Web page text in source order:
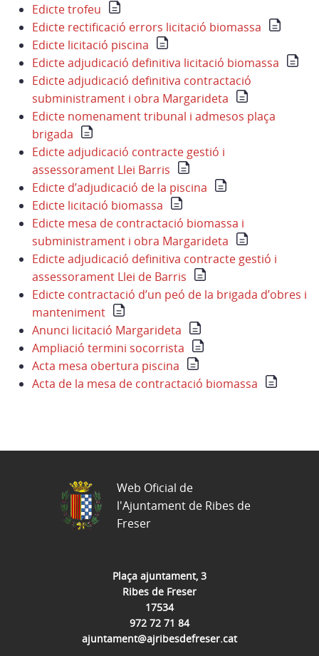
Edicte trofeu
Edicte rectificació errors licitació biomassa
Edicte licitació piscina
Edicte adjudicació definitiva licitació biomassa
Edicte adjudicació definitiva contractació
subministrament i obra Margarideta
Edicte nomenament tribunal i admesos plaça
brigada
Edicte adjudicació contracte gestió i
assessorament Llei Barris
Edicte d’adjudicació de la piscina
Edicte licitació biomassa
Edicte mesa de contractació biomassa i
subministrament i obra Margarideta
Edicte adjudicació definitiva contracte gestió i
assessorament Llei de Barris
Edicte contractació d’un peó de la brigada d’obres i
manteniment
Anunci licitació Margarideta
Ampliació termini socorrista
Acta mesa obertura piscina
Acta de la mesa de contractació biomassa
Plaça ajuntament, 3
Ribes de Freser
17534
972 72 71 84
ajuntament@ajribesdefreser.cat
Web Oficial de
l'Ajuntament de Ribes de
Freser